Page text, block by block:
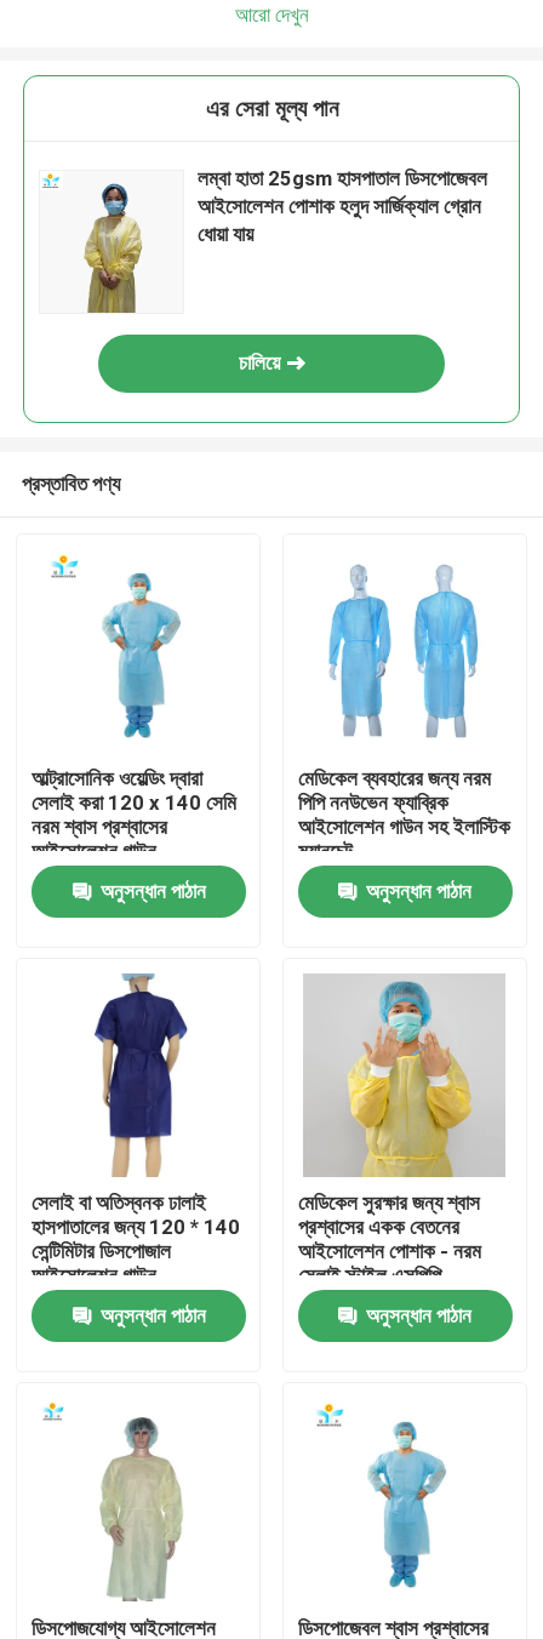
আমাদের সম্পর্কে
কারখানা ভ্রমণ
মান নিয়ন্ত্রণ
যোগাযোগ করুন
নিষ্পত্তিযোগ্য প্রতিরক্ষামূলক পরিধান
নিষ্পত্তিযোগ্য সুরক্ষা স্যুট
ডিসপোজেবল প্রতিরক্ষামূলক সামগ্রিক rall
আরো দেখুন
এর সেরা মূল্য পান
লম্বা হাতা 25gsm হাসপাতাল ডিসপোজেবল
আইসোলেশন পোশাক হলুদ সার্জিক্যাল গ্রোন
ধোয়া যায়
চালিয়ে
প্রস্তাবিত পণ্য
আল্ট্রাসোনিক ওয়েল্ডিং দ্বারা
সেলাই করা 120 x 140 সেমি
নরম শ্বাস প্রশ্বাসের
আইসোলেশন গাউন
অনুসন্ধান পাঠান
মেডিকেল ব্যবহারের জন্য নরম
পিপি ননউভেন ফ্যাব্রিক
আইসোলেশন গাউন সহ ইলাস্টিক
ম্যানচেট
অনুসন্ধান পাঠান
সেলাই বা অতিস্বনক ঢালাই
হাসপাতালের জন্য 120 * 140
সেন্টিমিটার ডিসপোজাল
আইসোলেশন গাউন
অনুসন্ধান পাঠান
মেডিকেল সুরক্ষার জন্য শ্বাস
প্রশ্বাসের একক বেতনের
আইসোলেশন পোশাক - নরম
সেলাই স্টাইল এসপিপি
এসএমএস
অনুসন্ধান পাঠান
ডিসপোজযোগ্য আইসোলেশন ডিসপোজেবল শ্বাস প্রশ্বাসের